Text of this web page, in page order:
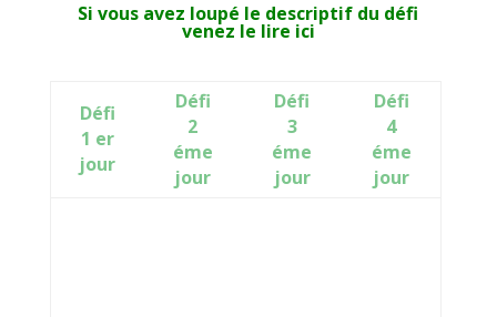
Si vous avez loupé le descriptif du défi
venez le lire ici
Défi
1 er
jour
Défi
2
éme
jour
Défi
3
éme
jour
Défi
4
éme
jour